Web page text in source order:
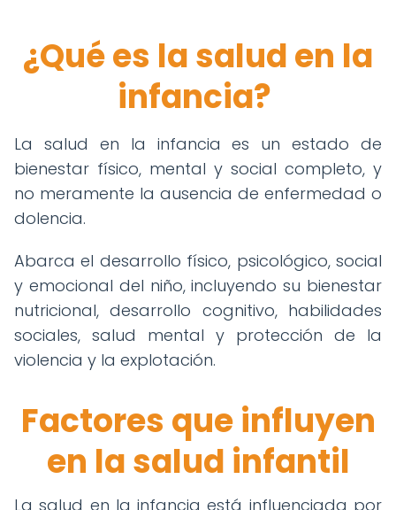
¿Qué es la salud en la
infancia?
La salud en la infancia es un estado de
bienestar físico, mental y social completo, y
no meramente la ausencia de enfermedad o
dolencia.
Abarca el desarrollo físico, psicológico, social
y emocional del niño, incluyendo su bienestar
nutricional, desarrollo cognitivo, habilidades
sociales, salud mental y protección de la
violencia y la explotación.
Factores que influyen
en la salud infantil
La salud en la infancia está influenciada por